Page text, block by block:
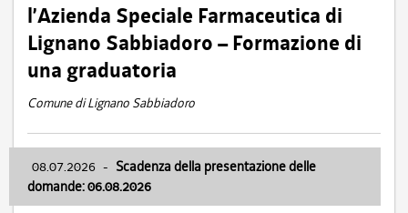
l’Azienda Speciale Farmaceutica di
Lignano Sabbiadoro – Formazione di
una graduatoria
Comune di Lignano Sabbiadoro
08.07.2026 - Scadenza della presentazione delle
domande: 06.08.2026